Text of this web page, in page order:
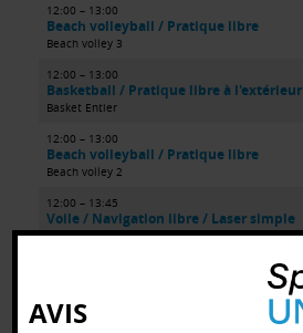
12:00 – 13:00
Beach volleyball / Pratique libre
Beach volley 3
12:00 – 13:00
Basketball / Pratique libre à l'extérieur
Basket Entier
12:00 – 13:00
Beach volleyball / Pratique libre
Beach volley 2
12:00 – 13:45
Voile / Navigation libre / Laser simple
Centre nautique
Voile / Navigation libre / Laser double
AVIS